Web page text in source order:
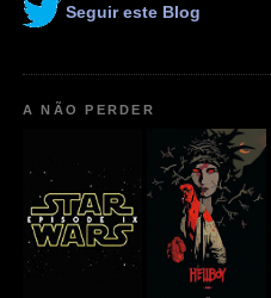
Seguir este Blog
A NÃO PERDER